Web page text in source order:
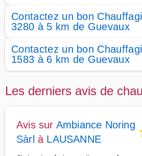
Contactez un bon
3280 à 5 km de Guevaux
Contactez un bon
1583 à 6 km de Guevaux
Les derniers avis de
Avis sur Ambiance Noring
Sàrl à LAUSANNE